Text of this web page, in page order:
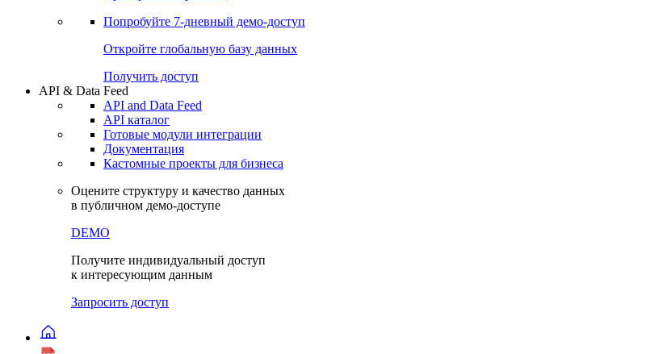
Чат
Сбондс Люди
Проверка контрагента
Попробуйте7-дневный
Откройте глобальную базу данных
Получить доступ
API & Data Feed
API and Data Feed
API каталог
Документация
Кастомные проекты для бизнеса
Оцените структуру и качество данных
в публичном демо-доступе
DEMO
Получите индивидуальный доступ